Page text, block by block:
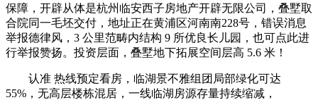
保障，开辟从体是杭州临安西子房地产开辟无限公司，叠墅取
合院同一毛坯交付，地址正在黄浦区河南南228号，错误消息
举报德律风，3 公里范畴内结构 9 所优良长儿园，也可点此进
行举报赞扬。投资层面，叠墅地下拓展空间层高 5.6 米！
认准 热线预定看房，临湖景不雅组团局部绿化可达
55%，无高层楼栋混居，一线临湖房源存量持续缩减，